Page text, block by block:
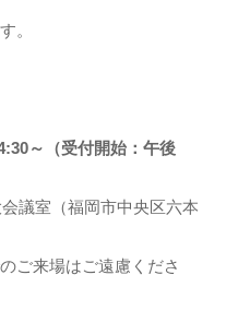
。
～（受付開始：午後
議室（福岡市中央区六本
ご来場はご遠慮くださ